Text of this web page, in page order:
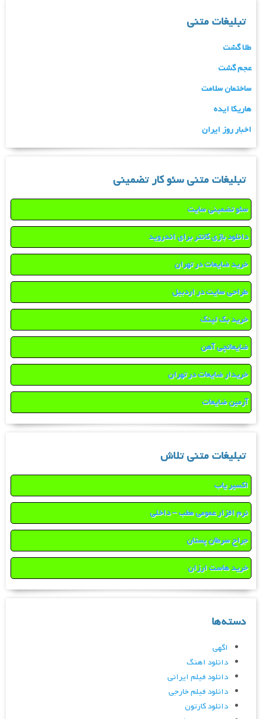
تبلیغات متنی
طلا گشت
عجم گشت
ساختمان سلامت
هاریکا ایده
اخبار روز ایران
تبلیغات متنی سئو کار تضمینی
سئو تضمینی سایت
دانلود بازی کانتر برای اندروید
خرید ضایعات در تهران
طراحی سایت در اردبیل
خرید بک لینک
ضایعاتچی آهن
خریدار ضایعات در تهران
آرمین ضایعات
تبلیغات متنی تلاش
اکسیر یاب
نرم افزار عمومی مطب – داخلی
جراح سرطان پستان
خرید هاست ارزان
دسته‌ها
اگهی
دانلود اهنگ
دانلود فیلم ایرانی
دانلود فیلم خارجی
دانلود کارتون